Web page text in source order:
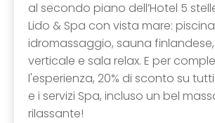
al secondo piano dell’Hotel 5
Lido & Spa con vista mare: piscina
idromassaggio, sauna
verticale e sala relax. E per
l'esperienza, 20% di sconto su
e i servizi Spa, incluso un bel
rilassante!